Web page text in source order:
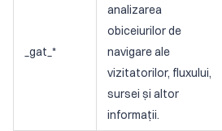
_gat_*
analizarea
obiceiurilor de
navigare ale
vizitatorilor, fluxului,
sursei și altor
informații.